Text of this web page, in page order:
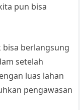
pun bisa
bisa berlangsung
setelah
luas lahan
pengawasan